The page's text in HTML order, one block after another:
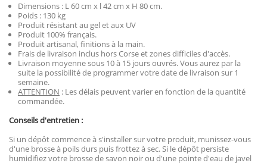
Dimensions : L 60 cm x l 42 cm x H 80 cm.
Poids : 130 kg
Produit résistant au gel et aux UV
Produit 100% français.
Produit artisanal, finitions à la main.
Frais de livraison inclus hors Corse et zones difficiles d'accès.
Livraison moyenne sous 10 à 15 jours ouvrés. Vous aurez par la
suite la possibilité de programmer votre date de livraison sur 1
semaine.
ATTENTION : Les délais peuvent varier en fonction de la quantité
commandée.
Conseils d'entretien :
Si un dépôt commence à s'installer sur votre produit, munissez-vous
d'une brosse à poils durs puis frottez à sec. Si le dépôt persiste
humidifiez votre brosse de savon noir ou d'une pointe d'eau de javel